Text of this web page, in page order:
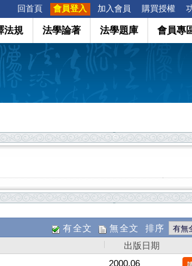
回首頁 會員登入 加入會員 購買授權
法規 法學論著 法學題庫 會員專
有全文 無全文 排序
出版日期
2000.06